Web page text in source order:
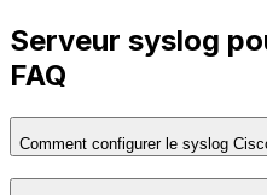
Serveur syslog
FAQ
Comment configurer le syslog